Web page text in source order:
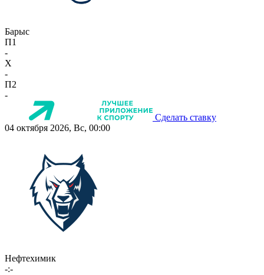
Барыс
П1
-
X
-
П2
-
Сделать ставку
04 октября 2026, Вс, 00:00
Нефтехимик
-:-